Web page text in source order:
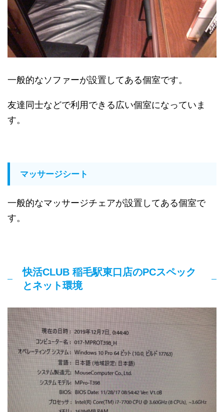
一般的なソファーが設置してある個室です。
友達同士などで利用できる広い個室になっていま
す。
マッサージシート
一般的なマッサージチェアが設置してある個室で
す。
快活CLUB 稲毛駅東口店のPCスペック
とネット環境